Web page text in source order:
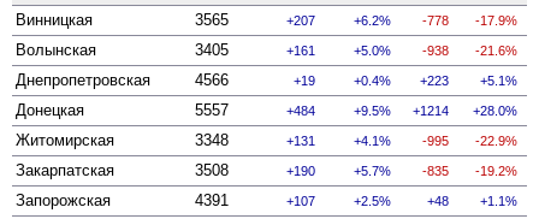
Винницкая 3565 207 6.2% -778 -17.9%
Волынская 3405 161 5.0% -938 -21.6%
Днепропетровская 4566 19 0.4% 223 5.1%
Донецкая 5557 484 9.5% 1214 28.0%
Житомирская 3348 131 4.1% -995 -22.9%
Закарпатская 3508 190 5.7% -835 -19.2%
Запорожская 4391 107 2.5% 48 1.1%